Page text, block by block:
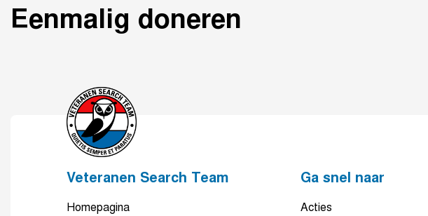
Eenmalig doneren
Veteranen Search Team
Homepagina
Ga snel naar
Acties